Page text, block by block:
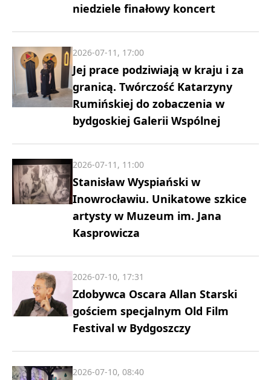
niedziele finałowy koncert
Jej prace podziwiają w kraju i za
granicą. Twórczość Katarzyny
Rumińskiej do zobaczenia w
bydgoskiej Galerii Wspólnej
2026-07-11, 17:00
Stanisław Wyspiański w
Inowrocławiu. Unikatowe szkice
artysty w Muzeum im. Jana
Kasprowicza
2026-07-11, 11:00
Zdobywca Oscara Allan Starski
gościem specjalnym Old Film
Festival w Bydgoszczy
2026-07-10, 17:31
2026-07-10, 08:40